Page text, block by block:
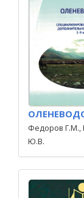
Федоров Г.М.,
Ю.В.